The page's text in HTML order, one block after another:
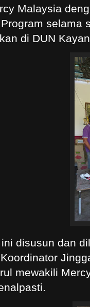
Malaysia
selama
di DUN
disusun dan
mewakili